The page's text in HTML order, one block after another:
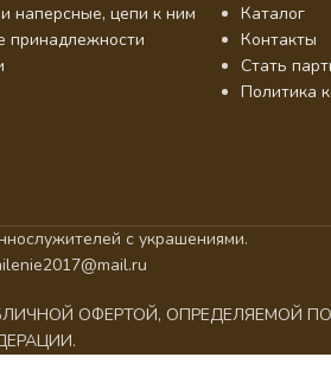
наперсные, цепи к ним
принадлежности
Каталог
Контакты
Стать
Политика
с украшениями.
ОФЕРТОЙ, ОПРЕДЕЛЯЕМОЙ